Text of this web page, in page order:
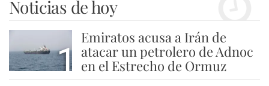
Noticias de hoy
1
Emiratos acusa a Irán de
atacar un petrolero de Adnoc
en el Estrecho de Ormuz